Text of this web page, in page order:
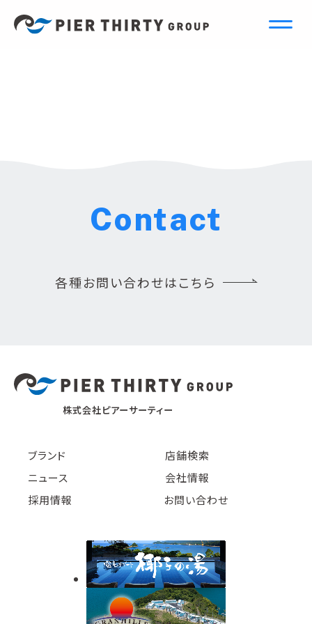
Contact
各種お問い合わせはこちら
株式会社ピアーサーティー
ブランド
店舗検索
ニュース
会社情報
採用情報
お問い合わせ